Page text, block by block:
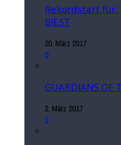
Rekordstart für:
BIEST
20. März 2017
0
GUARDIANS OF
2. März 2017
0